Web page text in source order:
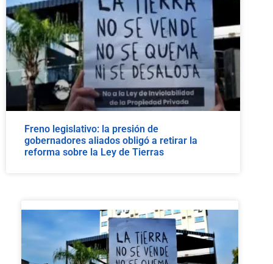
Freno legislativo: la presión de
gobernadores aliados obligó a retirar la
reforma sobre la Ley de Tierras